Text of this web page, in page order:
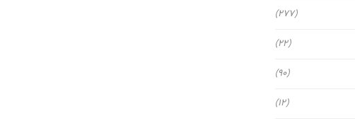
(277)
(22)
(90)
(12)